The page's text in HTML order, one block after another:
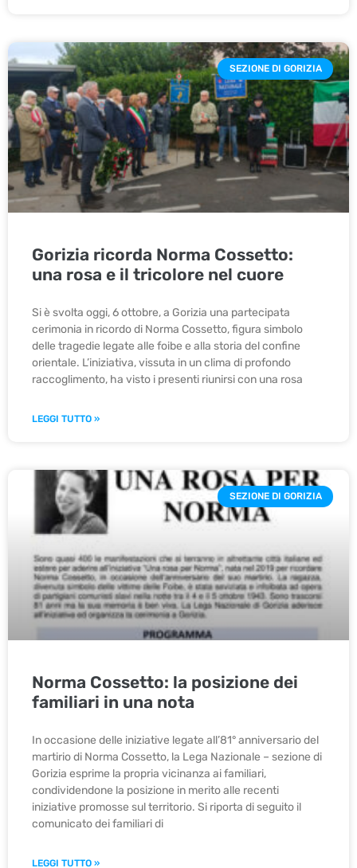
SEZIONE DI GORIZIA
Gorizia ricorda Norma Cossetto:
una rosa e il tricolore nel cuore
Si è svolta oggi, 6 ottobre, a Gorizia una partecipata
cerimonia in ricordo di Norma Cossetto, figura simbolo
delle tragedie legate alle foibe e alla storia del confine
orientale. L’iniziativa, vissuta in un clima di profondo
raccoglimento, ha visto i presenti riunirsi con una rosa
LEGGI TUTTO »
SEZIONE DI GORIZIA
Norma Cossetto: la posizione dei
familiari in una nota
In occasione delle iniziative legate all’81° anniversario del
martirio di Norma Cossetto, la Lega Nazionale – sezione di
Gorizia esprime la propria vicinanza ai familiari,
condividendone la posizione in merito alle recenti
iniziative promosse sul territorio. Si riporta di seguito il
comunicato dei familiari di
LEGGI TUTTO »